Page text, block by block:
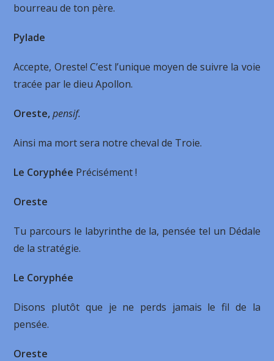
bourreau de ton père.
Pylade
Accepte, Oreste! C’est l’unique moyen de suivre la voie
tracée par le dieu Apollon.
Oreste,pensif.
Ainsi ma mort sera notre cheval de Troie.
Le Coryphée Précisément !
Oreste
Tu parcours le labyrinthe de la, pensée tel un Dédale
de la stratégie.
Le Coryphée
Disons plutôt que je ne perds jamais le fil de la
pensée.
Oreste